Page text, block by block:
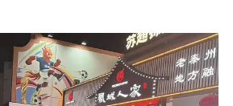
电影工作
作 电影市场